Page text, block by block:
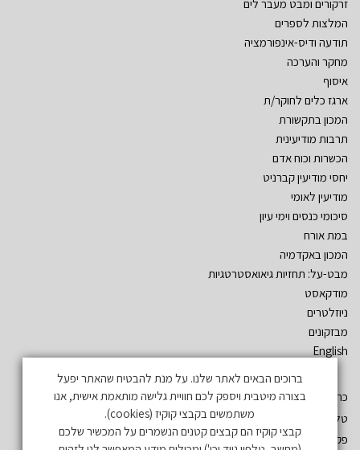
זרקורים ומבט מעבר לים
המלצות לספרים
תודעה ודיס-אינפורמציה
מחקר והערכה
איסוף
ארגז כלים לחוקר/ת
המכון בתקשורת
תרבות מודיעינית
הכשרות וכוח אדם
יחסי מודיעין קברניט
מודיעין לאומי
סיכומי כנסים וימי עיון
במת אורח
המכון באקדמיה
מבט-על: תחזיות גיאואסטרטגיות
מודקאסט
ניוזלטרים
מבזקונים
English
כתובת: שד´ אהרון יריב – גלילות. ת.ד. 3555 רמת השרון 47134
טל: 03-5497019
פקס: 03-5497731
ברוכים הבאים לאתר שלנו. על מנת להבטיח שהאתר יפעל
בצורה מיטבית ויספק לכם חוויית גלישה מותאמת אישית, אנו
משתמשים בקבצי קוקיז (cookies).
קבצי קוקיז הם קבצים קטנים הנשמרים על המכשיר שלכם